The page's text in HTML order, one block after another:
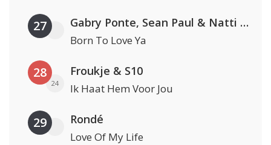
27 Gabry Ponte, Sean Paul & Natti Natasha
Born To Love Ya
28
24
Froukje & S10
Ik Haat Hem Voor Jou
29 Rondé
Love Of My Life